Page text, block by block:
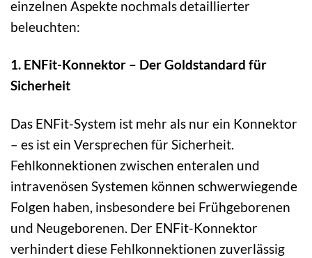
einzelnen Aspekte nochmals detaillierter
beleuchten:
1. ENFit-Konnektor – Der Goldstandard für
Sicherheit
Das ENFit-System ist mehr als nur ein Konnektor
– es ist ein Versprechen für Sicherheit.
Fehlkonnektionen zwischen enteralen und
intravenösen Systemen können schwerwiegende
Folgen haben, insbesondere bei Frühgeborenen
und Neugeborenen. Der ENFit-Konnektor
verhindert diese Fehlkonnektionen zuverlässig